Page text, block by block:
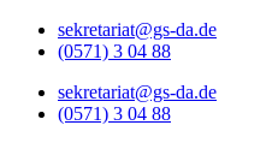
sekretariat@gs-da.de
(0571) 3 04 88
sekretariat@gs-da.de
(0571) 3 04 88